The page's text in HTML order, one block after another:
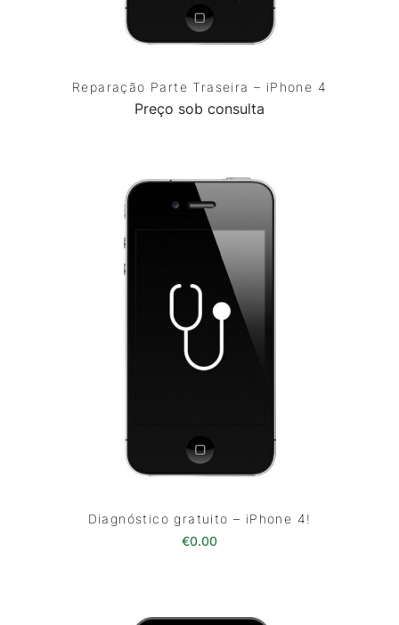
Reparação Parte Traseira – iPhone 4
Preço sob consulta
Diagnóstico gratuito – iPhone 4!
€0.00